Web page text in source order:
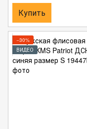
Купить
−30%
ВИДЕО